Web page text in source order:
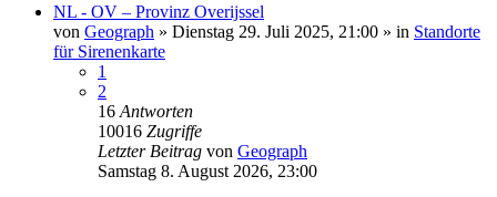
NL - OV – Provinz Overijssel
von Geograph » Dienstag 29. Juli 2025, 21:00 » in Standorte
für Sirenenkarte
1
2
16 Antworten
10016 Zugriffe
Letzter Beitrag von Geograph
Samstag 8. August 2026, 23:00